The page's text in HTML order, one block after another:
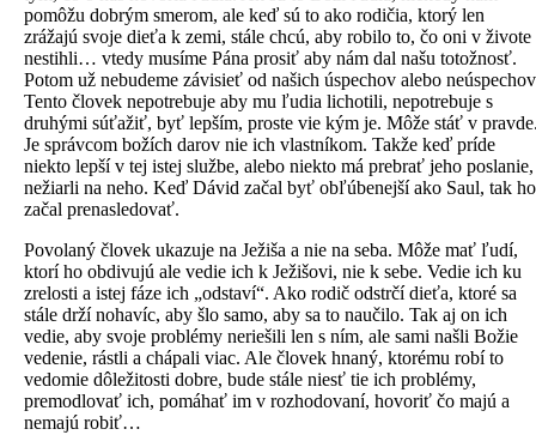
pomôžu dobrým smerom, ale keď sú to ako rodičia, ktorý len
zrážajú svoje dieťa k zemi, stále chcú, aby robilo to, čo oni v živote
nestihli… vtedy musíme Pána prosiť aby nám dal našu totožnosť.
Potom už nebudeme závisieť od našich úspechov alebo
Tento človek nepotrebuje aby mu ľudia lichotili, nepotrebuje s
druhými súťažiť, byť lepším, proste vie kým je. Môže stáť v
Je správcom božích darov nie ich vlastníkom. Takže keď príde
niekto lepší v tej istej službe, alebo niekto má prebrať jeho poslanie,
nežiarli na neho. Keď Dávid začal byť obľúbenejší ako Saul, tak ho
začal prenasledovať.
Povolaný človek ukazuje na Ježiša a nie na seba. Môže mať ľudí,
ktorí ho obdivujú ale vedie ich k Ježišovi, nie k sebe. Vedie ich ku
zrelosti a istej fáze ich „odstaví“. Ako rodič odstrčí dieťa, ktoré sa
stále drží nohavíc, aby šlo samo, aby sa to naučilo. Tak aj on ich
vedie, aby svoje problémy neriešili len s ním, ale sami našli Božie
vedenie, rástli a chápali viac. Ale človek hnaný, ktorému robí to
vedomie dôležitosti dobre, bude stále niesť tie ich problémy,
premodlovať ich, pomáhať im v rozhodovaní, hovoriť čo majú a
nemajú robiť…